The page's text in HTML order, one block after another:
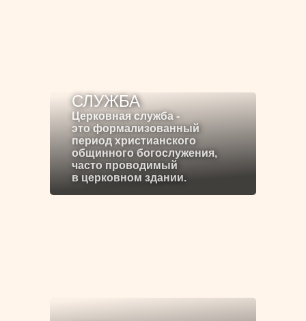
СЛУЖБА
Церковная служба -
это формализованный
период христианского
общинного богослужения,
часто проводимый
в церковном здании.